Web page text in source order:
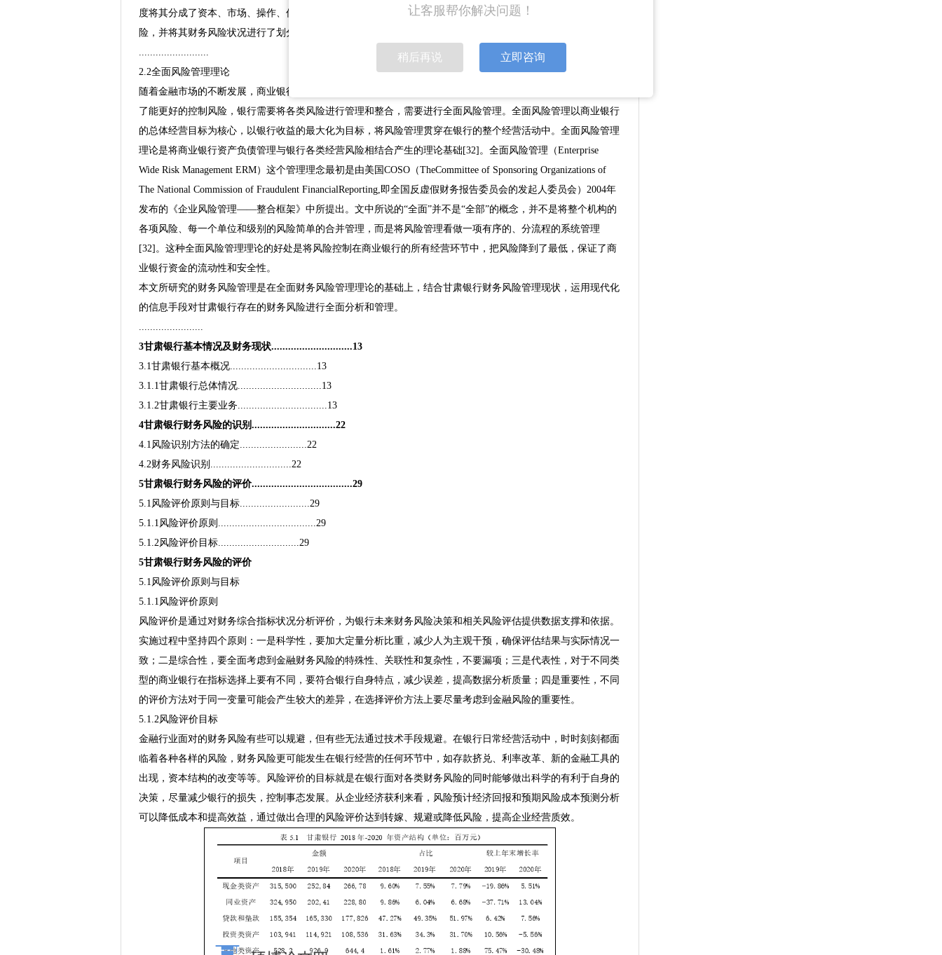
度将其分成了资本、市场、操作、信用及流动性五大类风险。我国银保监会从监管者的层面考量了商业银行风
险，并将其财务风险状况进行了划分归类。
.........................
2.2全面风险管理理论
随着金融市场的不断发展，商业银行的业务越来越复杂，所面临的财务风险也变得复杂、隐蔽且不易被发现。为
了能更好的控制风险，银行需要将各类风险进行管理和整合，需要进行全面风险管理。全面风险管理以商业银行
的总体经营目标为核心，以银行收益的最大化为目标，将风险管理贯穿在银行的整个经营活动中。全面风险管理
理论是将商业银行资产负债管理与银行各类经营风险相结合产生的理论基础[32]。全面风险管理（Enterprise
Wide Risk Management ERM）这个管理理念最初是由美国COSO（TheCommittee of Sponsoring Organizations of
The National Commission of Fraudulent FinancialReporting,即全国反虚假财务报告委员会的发起人委员会）2004年
发布的《企业风险管理——整合框架》中所提出。文中所说的“全面”并不是“全部”的概念，并不是将整个机构的
各项风险、每一个单位和级别的风险简单的合并管理，而是将风险管理看做一项有序的、分流程的系统管理
[32]。这种全面风险管理理论的好处是将风险控制在商业银行的所有经营环节中，把风险降到了最低，保证了商
业银行资金的流动性和安全性。
本文所研究的财务风险管理是在全面财务风险管理理论的基础上，结合甘肃银行财务风险管理现状，运用现代化
的信息手段对甘肃银行存在的财务风险进行全面分析和管理。
.......................
3甘肃银行基本情况及财务现状.............................13
3.1甘肃银行基本概况...............................13
3.1.1甘肃银行总体情况..............................13
3.1.2甘肃银行主要业务................................13
4甘肃银行财务风险的识别..............................22
4.1风险识别方法的确定........................22
4.2财务风险识别.............................22
5甘肃银行财务风险的评价....................................29
5.1风险评价原则与目标.........................29
5.1.1风险评价原则...................................29
5.1.2风险评价目标.............................29
5甘肃银行财务风险的评价
5.1风险评价原则与目标
5.1.1风险评价原则
风险评价是通过对财务综合指标状况分析评价，为银行未来财务风险决策和相关风险评估提供数据支撑和依据。
实施过程中坚持四个原则：一是科学性，要加大定量分析比重，减少人为主观干预，确保评估结果与实际情况一
致；二是综合性，要全面考虑到金融财务风险的特殊性、关联性和复杂性，不要漏项；三是代表性，对于不同类
型的商业银行在指标选择上要有不同，要符合银行自身特点，减少误差，提高数据分析质量；四是重要性，不同
的评价方法对于同一变量可能会产生较大的差异，在选择评价方法上要尽量考虑到金融风险的重要性。
5.1.2风险评价目标
金融行业面对的财务风险有些可以规避，但有些无法通过技术手段规避。在银行日常经营活动中，时时刻刻都面
临着各种各样的风险，财务风险更可能发生在银行经营的任何环节中，如存款挤兑、利率改革、新的金融工具的
出现，资本结构的改变等等。风险评价的目标就是在银行面对各类财务风险的同时能够做出科学的有利于自身的
决策，尽量减少银行的损失，控制事态发展。从企业经济获利来看，风险预计经济回报和预期风险成本预测分析
可以降低成本和提高效益，通过做出合理的风险评价达到转嫁、规避或降低风险，提高企业经营质效。
让客服帮你解决问题！
稍后再说 立即咨询